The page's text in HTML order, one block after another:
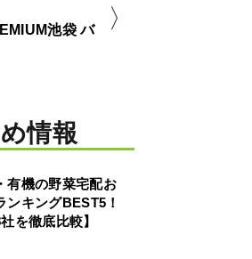
池袋 バ
情報
有機の野菜宅配お
ンキングBEST5！
社を徹底比較】